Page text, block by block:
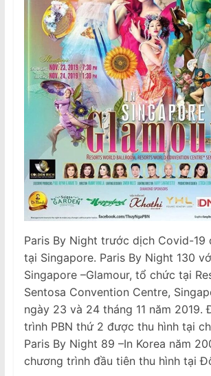
Paris By Night trước dịch Covid-19
tại Singapore. Paris By Night 130
Singapore –Glamour, tổ chức tại
Sentosa Convention Centre,
ngày 23 và 24 tháng 11 năm 2019.
trình PBN thứ 2 được thu hình tại
Paris By Night 89 –In Korea năm
chương trình đầu tiên thu hình tại